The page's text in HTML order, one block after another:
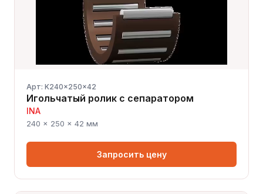
Арт: K240x250x42
Игольчатый ролик с сепаратором
INA
240 × 250 × 42 мм
Запросить цену